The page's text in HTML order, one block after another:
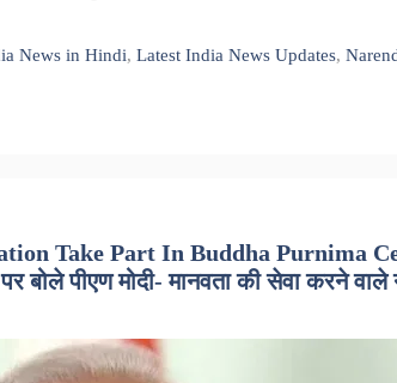
News in Hindi,Latest India News Updates,
Take Part In Buddha Purnima
बोले पीएण मोदी- मानवता की सेवा करने